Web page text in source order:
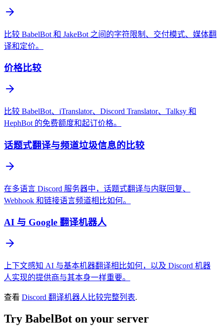
比较 BabelBot 和 JakeBot 之间的字符限制、交付模式、媒体翻
译和定价。
价格比较
比较 BabelBot、iTranslator、Discord Translator、Talksy 和
HephBot 的免费额度和起订价格。
话题式翻译与频道垃圾信息的比较
在多语言 Discord 服务器中，话题式翻译与内联回复、
Webhook 和链接语言频道相比如何。
AI 与 Google 翻译机器人
上下文感知 AI 与基本机器翻译相比如何，以及 Discord 机器
人实现的提供商与其本身一样重要。
查看 Discord 翻译机器人比较完整列表.
Try BabelBot on your server